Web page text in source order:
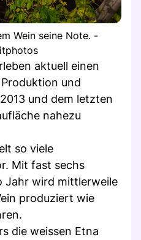
Wein seine Note. -
aktuell einen
und
und dem letzten
nahezu
so viele
Mit fast sechs
Jahr wird mittlerweile
produziert wie
die weissen Etna